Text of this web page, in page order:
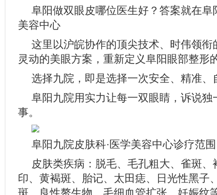
阜阳做双眼皮哪位医生好？答案就在阜
美容中心
这里以沪皖协作的顶尖技术、时伟领衔
灵动的美眼方案，重新定义阜阳眼部整形
选择九院，即是选择一次安全、精准、
阜阳九院用实力让每一双眼睛，诉说独
事。
阜阳九院皮肤科·医学美容中心诊疗范围
皮肤类疾病：脱毛、毛孔粗大、雀斑
印、黄褐斑、胎记、太田痣、日光性黑子